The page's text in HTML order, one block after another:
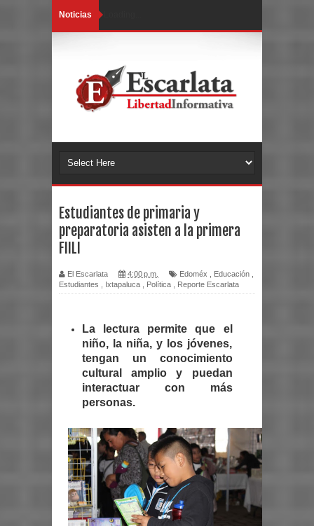
Noticias
Estudiantes de primaria y
preparatoria asisten a la primera
FIILI
El Escarlata 4:00 p.m. Edoméx Educación
Estudiantes
Ixtapaluca Política Reporte Escarlata
La lectura permite que el
niño, la niña, y los jóvenes,
tengan un conocimiento
cultural amplio y puedan
interactuar con más
personas.